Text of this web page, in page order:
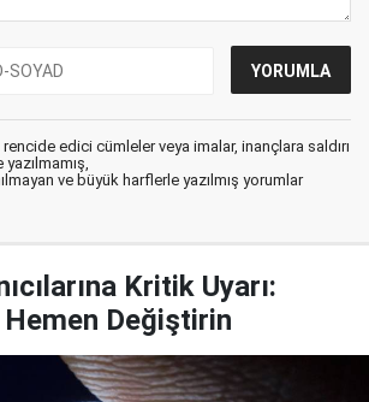
edici cümleler veya imalar, inançlara saldırı
ve büyük harflerle yazılmış yorumlar
Kritik Uyarı:
Değiştirin